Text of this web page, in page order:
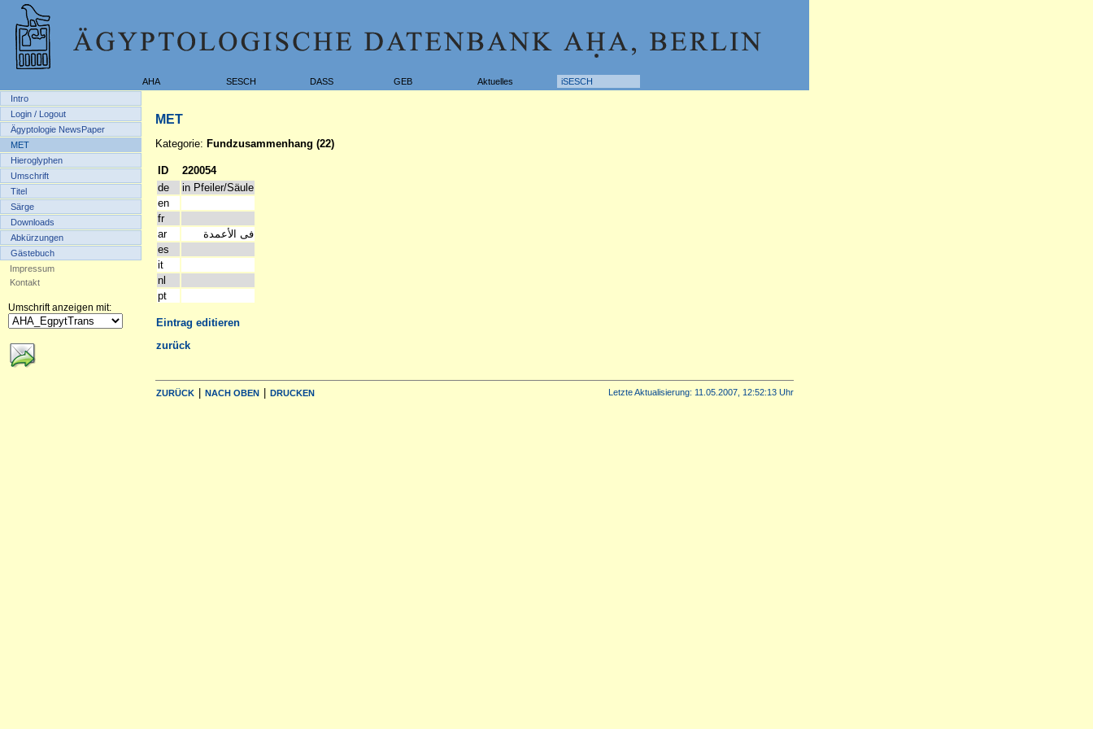
AHA SESCH DASS GEB Aktuelles
iSESCH
Intro
Login / Logout
Ägyptologie NewsPaper
MET
Hieroglyphen
Umschrift
Titel
Särge
Downloads
Abkürzungen
Gästebuch
Impressum
Kontakt
Umschrift anzeigen mit:
MET
Kategorie: Fundzusammenhang (22)
ID
220054
de
in Pfeiler/Säule
en
fr
ar
فى الأعمدة
es
it
nl
pt
Eintrag editieren
zurück
ZURÜCK | NACH OBEN | DRUCKEN Letzte Aktualisierung: 11.05.2007, 12:52:13 Uhr